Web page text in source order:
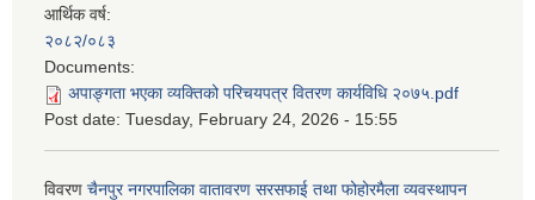
आर्थिक वर्ष:
२०८२/०८३
Documents:
अपाङ्गता भएका व्यक्तिको परिचयपत्र वितरण कार्यविधि २०७५.pdf
Post date: Tuesday, February 24, 2026 - 15:55
विवरण चैनपुर नगरपालिका वातावरण सरसफाई तथा फोहोरमैला व्यवस्थापन